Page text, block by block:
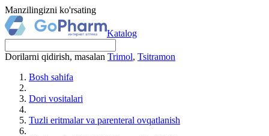
Manzilingizni ko'rsating
Katalog
Dorilarni qidirish, masalan Trimol, Tsitramon
Bosh sahifa
Dori vositalari
Tuzli eritmalar va parenteral ovqatlanish